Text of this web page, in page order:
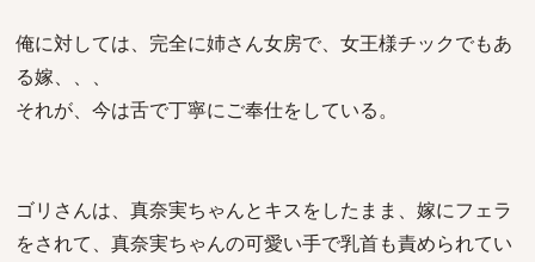
俺に対しては、完全に姉さん女房で、女王様チックでもあ
る嫁、、、
それが、今は舌で丁寧にご奉仕をしている。
ゴリさんは、真奈実ちゃんとキスをしたまま、嫁にフェラ
をされて、真奈実ちゃんの可愛い手で乳首も責められてい